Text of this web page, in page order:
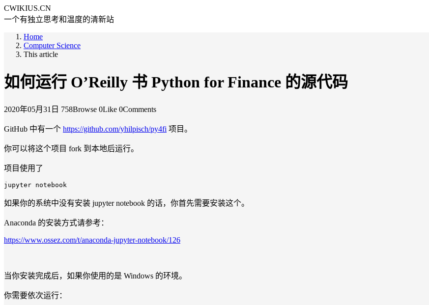
CWIKIUS.CN
一个有独立思考和温度的清新站
Home
Computer Science
This article
如何运行 O’Reilly 书 Python for Finance 的源代码
2020年05月31日 758Browse 0Like 0Comments
GitHub 中有一个 https://github.com/yhilpisch/py4fi 项目。
你可以将这个项目 fork 到本地后运行。
项目使用了
jupyter
如果你的系统中没有安装 jupyter notebook 的话，你首先需要安装这个。
Anaconda 的安装方式请参考：
https://www.ossez.com/t/anaconda-jupyter-notebook/126
当你安装完成后，如果你使用的是 Windows 的环境。
你需要依次运行：